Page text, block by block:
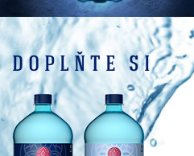
DOPLŇTE SI